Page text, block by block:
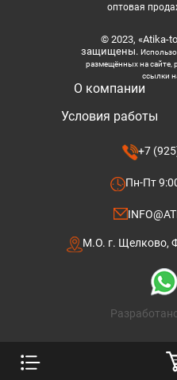
оптовая
© 2023, «Atika-
защищены.
размещённых на сайте,
ссылки
О компании
Условия работы
+7
Пн-Пт
М.О. г. Щелково,